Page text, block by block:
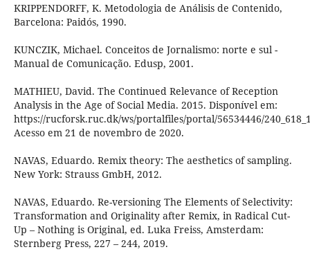
KRIPPENDORFF, K. Metodologia de Análisis de Contenido,
Barcelona: Paidós, 1990.
KUNCZIK, Michael. Conceitos de Jornalismo: norte e sul -
Manual de Comunicação. Edusp, 2001.
MATHIEU, David. The Continued Relevance of Reception
Analysis in the Age of Social Media. 2015. Disponível em:
https://rucforsk.ruc.dk/ws/portalfiles/portal/56534446/
Acesso em 21 de novembro de 2020.
NAVAS, Eduardo. Remix theory: The aesthetics of sampling.
New York: Strauss GmbH, 2012.
NAVAS, Eduardo. Re-versioning The Elements of Selectivity:
Transformation and Originality after Remix, in Radical Cut-
Up – Nothing is Original, ed. Luka Freiss, Amsterdam:
Sternberg Press, 227 – 244, 2019.